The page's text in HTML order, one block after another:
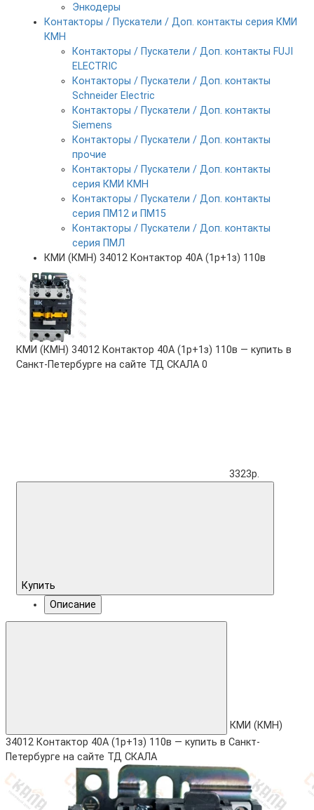
Энкодеры
Контакторы / Пускатели / Доп. контакты серия КМИ
КМН
Контакторы / Пускатели / Доп. контакты FUJI
ELECTRIC
Контакторы / Пускатели / Доп. контакты
Schneider Electric
Контакторы / Пускатели / Доп. контакты
Siemens
Контакторы / Пускатели / Доп. контакты
прочие
Контакторы / Пускатели / Доп. контакты
серия КМИ КМН
Контакторы / Пускатели / Доп. контакты
серия ПМ12 и ПМ15
Контакторы / Пускатели / Доп. контакты
серия ПМЛ
КМИ (КМН) 34012 Контактор 40А (1р+1з) 110в
КМИ (КМН) 34012 Контактор 40А (1р+1з) 110в — купить в
Санкт-Петербурге на сайте ТД СКАЛА 0
3323р.
Купить
Описание
КМИ (КМН)
34012 Контактор 40А (1р+1з) 110в — купить в Санкт-
Петербурге на сайте ТД СКАЛА